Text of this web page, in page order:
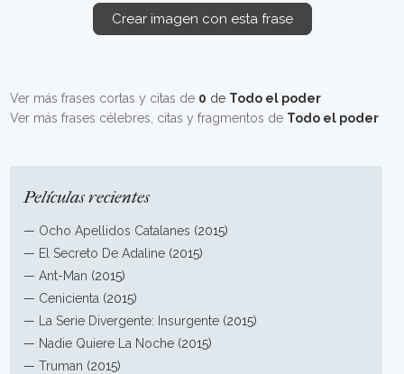
Crear imagen con esta frase
Ver más frases cortas y citas de 0 de Todo el poder
Ver más frases célebres, citas y fragmentos de Todo el poder
Películas recientes
— Ocho Apellidos Catalanes (2015)
— El Secreto De Adaline (2015)
—Ant-Man (2015)
— Cenicienta (2015)
—
La Serie Divergente: Insurgente (2015)
— Nadie Quiere La Noche (2015)
—Truman (2015)